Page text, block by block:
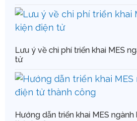
Lưu ý về chi phí triển khai MES
tử
Hướng dẫn triển khai MES ngành